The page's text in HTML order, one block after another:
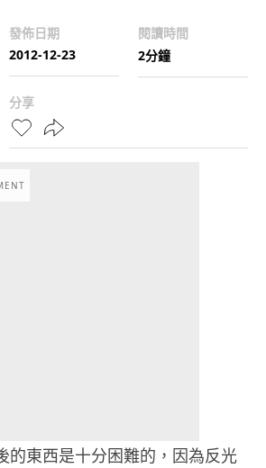
發佈日期
2012-12-23
閱讀時間
2分鐘
分享
的東西是十分困難的，因為反光